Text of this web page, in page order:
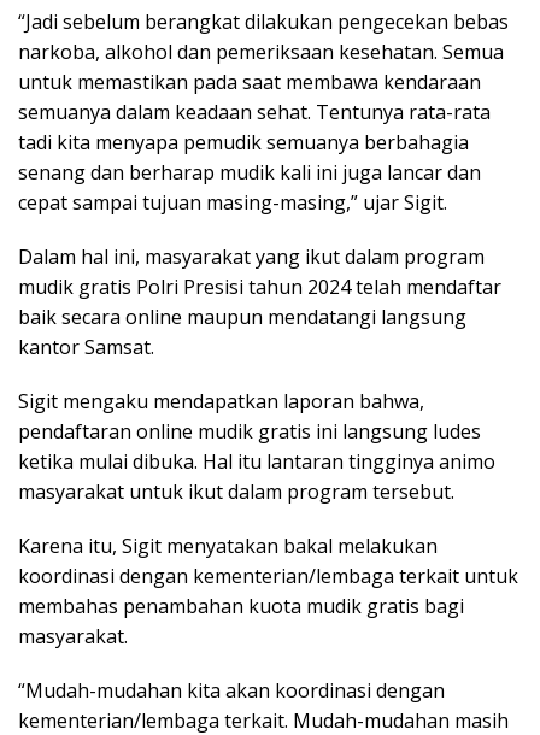
“Jadi sebelum berangkat dilakukan pengecekan bebas
narkoba, alkohol dan pemeriksaan kesehatan. Semua
untuk memastikan pada saat membawa kendaraan
semuanya dalam keadaan sehat. Tentunya rata-rata
tadi kita menyapa pemudik semuanya berbahagia
senang dan berharap mudik kali ini juga lancar dan
cepat sampai tujuan masing-masing,” ujar Sigit.
Dalam hal ini, masyarakat yang ikut dalam program
mudik gratis Polri Presisi tahun 2024 telah mendaftar
baik secara online maupun mendatangi langsung
kantor Samsat.
Sigit mengaku mendapatkan laporan bahwa,
pendaftaran online mudik gratis ini langsung ludes
ketika mulai dibuka. Hal itu lantaran tingginya animo
masyarakat untuk ikut dalam program tersebut.
Karena itu, Sigit menyatakan bakal melakukan
koordinasi dengan kementerian/lembaga terkait untuk
membahas penambahan kuota mudik gratis bagi
masyarakat.
“Mudah-mudahan kita akan koordinasi dengan
kementerian/lembaga terkait. Mudah-mudahan masih